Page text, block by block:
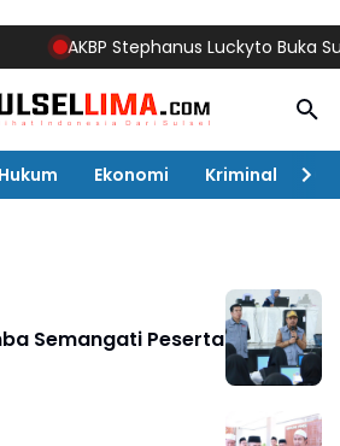
AKBP Stephanus Luckyto Buka
Hukum Ekonomi Kriminal
Semangati Peserta